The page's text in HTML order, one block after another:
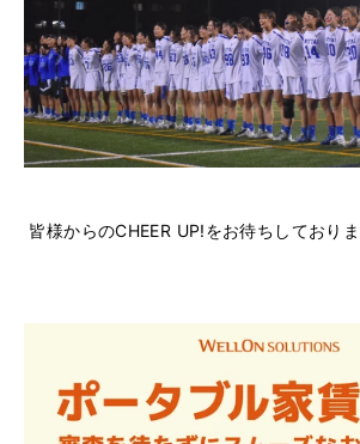
皆様からのCHEER UP!をお待ちしておりま